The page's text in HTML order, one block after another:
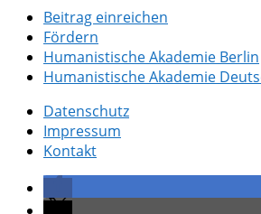
Beitrag einreichen
Fördern
Humanistische Akademie Berlin
Humanistische Akademie
Datenschutz
Impressum
Kontakt